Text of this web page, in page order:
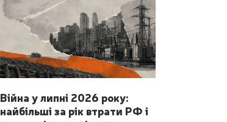
Війна у липні 2026 року:
найбільші за рік втрати РФ і